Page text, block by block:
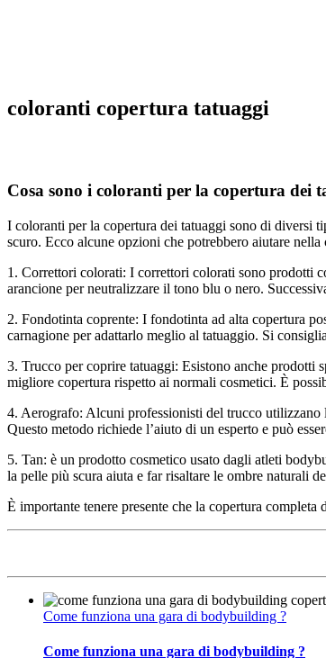
coloranti copertura tatuaggi
Cosa sono i coloranti per la copertura dei
I coloranti per la copertura dei tatuaggi sono di diversi
scuro. Ecco alcune opzioni che potrebbero aiutare
1. Correttori colorati: I correttori colorati sono prodotti
arancione per neutralizzare il tono blu o nero.
2. Fondotinta coprente: I fondotinta ad alta copertura
carnagione per adattarlo meglio al tatuaggio. Si
3. Trucco per coprire tatuaggi: Esistono anche prodotti
migliore copertura rispetto ai normali cosmetici. È
4. Aerografo: Alcuni professionisti del trucco utilizzano
Questo metodo richiede l’aiuto di un esperto e può
5. Tan: è un prodotto cosmetico usato dagli atleti
la pelle più scura aiuta e far risaltare le ombre naturali
È importante tenere presente che la copertura
Come funziona una gara di bodybuilding ?
Come funziona una gara di bodybuilding ?